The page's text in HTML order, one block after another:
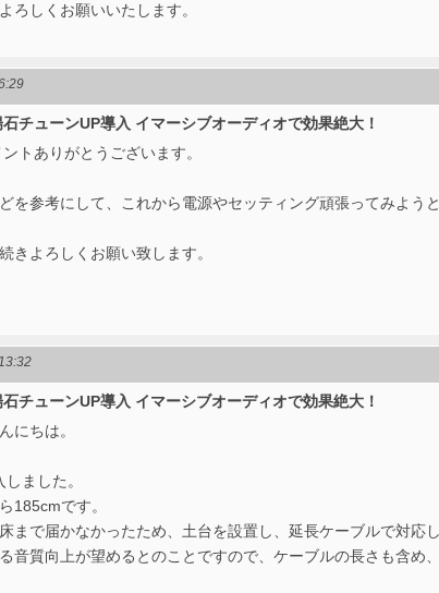
ろしくお願いいたします。
チューンUP導入 イマーシブオーディオで効果絶大！
トありがとうございます。
を参考にして、これから電源やセッティング頑張ってみようと
きよろしくお願い致します。
チューンUP導入 イマーシブオーディオで効果絶大！
にちは。
ました。
185cmです。
まで届かなかったため、土台を設置し、延長ケーブルで対応
音質向上が望めるとのことですので、ケーブルの長さも含め